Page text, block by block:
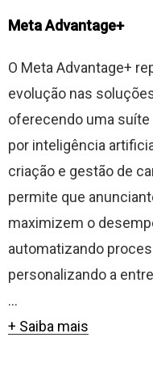
Meta Advantage+
O Meta Advantage+
evolução nas
oferecendo uma
por inteligência
criação e gestão de
permite que
maximizem o
automatizando
personalizando a
...
+ Saiba mais